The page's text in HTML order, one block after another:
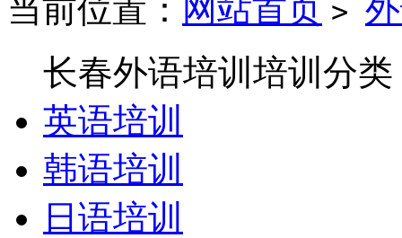
当前位置： 网站首页 >
长春外语培训培训分类
英语培训
韩语培训
日语培训